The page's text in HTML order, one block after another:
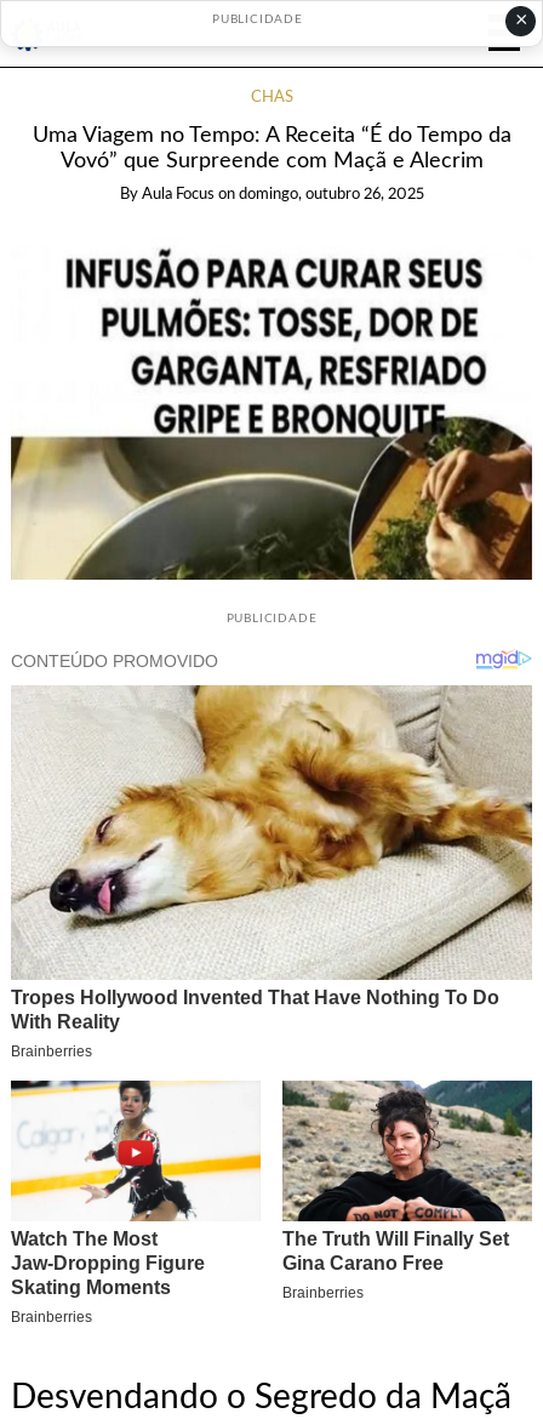
CHÁS
Uma Viagem no Tempo: A Receita “É do Tempo da
Vovó” que Surpreende com Maçã e Alecrim
By Aula Focus on domingo, outubro 26, 2025
PUBLICIDADE
Desvendando o Segredo da Maçã
×
PUBLICIDADE